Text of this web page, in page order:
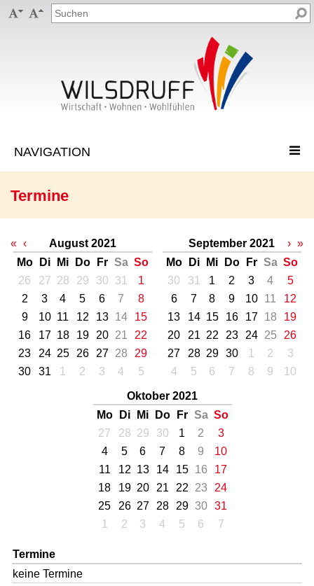
 
Termine
« ‹
August 2021
Mo
Di Mi Do Fr Sa So
26
27 28 29 30 31
1
2
3 4 5 6 7
8
9
10 11 12 13 14
15
16
17 18 19 20 21
22
23
24 25 26 27 28
29
30
31 1 2 3 4 5
September 2021
Mo
Di Mi Do Fr Sa So
30
31 1 2 3 4
5
6
7 8 9 10 11
12
13
14 15 16 17 18
19
20
21 22 23 24 25
26
27
28 29 30 1 2
3
4
5 6 7 8 9 10
Oktober 2021
Mo
Di Mi Do Fr Sa So
27
28 29 30 1 2
3
4
5 6 7 8 9
10
11
12 13 14 15 16
17
18
19 20 21 22 23
24
25
26 27 28 29 30
31
1
2 3 4 5 6 7
› »
Termine
keine Termine